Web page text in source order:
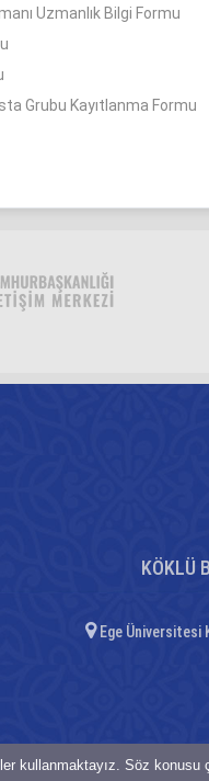
kullanmaktayız. Söz
Uzmanlık Bilgi Formu
Grubu Kayıtlanma Formu
KÖKLÜ
Ege Üniversitesi